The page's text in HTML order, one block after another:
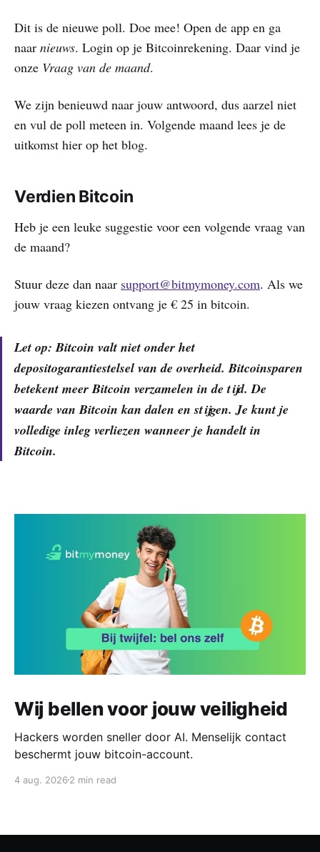
Dit is de nieuwe poll. Doe mee! Open de app en ga
naar nieuws. Login op je Bitcoinrekening. Daar vind je
onze Vraag van de maand.
We zijn benieuwd naar jouw antwoord, dus aarzel niet
en vul de poll meteen in. Volgende maand lees je de
uitkomst hier op het blog.
Verdien Bitcoin
Heb je een leuke suggestie voor een volgende vraag van
de maand?
Stuur deze dan naar support@bitmymoney.com. Als we
jouw vraag kiezen ontvang je € 25 in bitcoin.
Let op: Bitcoin valt niet onder het
depositogarantiestelsel van de overheid. Bitcoinsparen
betekent meer Bitcoin verzamelen in de tijd. De
waarde van Bitcoin kan dalen en stijgen. Je kunt je
volledige inleg verliezen wanneer je handelt in
Bitcoin.
Wij bellen voor jouw veiligheid
Hackers worden sneller door AI. Menselijk contact
beschermt jouw bitcoin-account.
4 aug. 2026 2 min read